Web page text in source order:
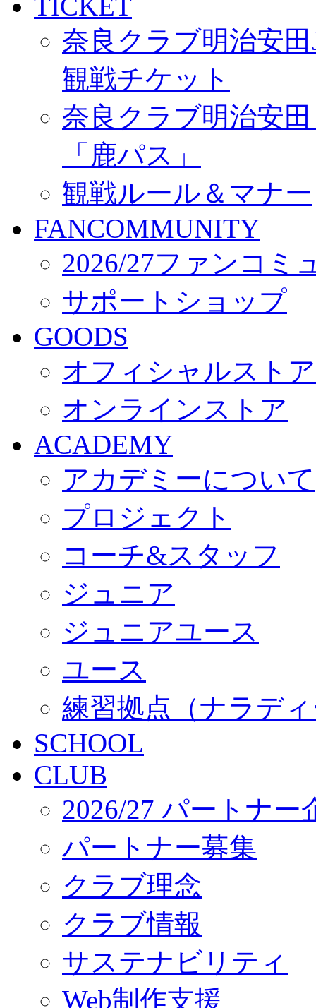
奈良クラブ明治安
観戦チケット
奈良クラブ明治安
「鹿パス」
観戦ルール＆マナー
FANCOMMUNITY
2026/27ファンコミ
サポートショップ
GOODS
オフィシャルスト
オンラインストア
ACADEMY
アカデミーについて
プロジェクト
コーチ&スタッフ
ジュニア
ジュニアユース
ユース
練習拠点（ナラデ
SCHOOL
CLUB
2026/27 パートナー
パートナー募集
クラブ理念
クラブ情報
サステナビリティ
Web制作支援